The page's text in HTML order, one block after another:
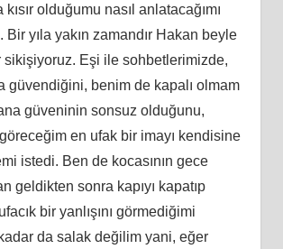
olduğumu nasıl anlatacağımı
Bir yıla yakın zamandır Hakan beyle
sikişiyoruz. Eşi ile sohbetlerimizde,
güvendiğini, benim de kapalı olmam
güveninin sonsuz olduğunu,
en ufak bir imayı kendisine
istedi. Ben de kocasının gece
geldikten sonra kapıyı kapatıp
bir yanlışını görmediğimi
da salak değilim yani, eğer